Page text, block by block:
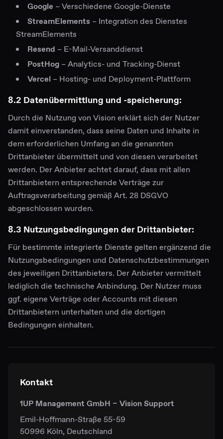
Google – Verschiedene Google-Dienste
StreamElements – Integration des Dienstes
StreamElements
Resend – E-Mail-Versanddienst
PostHog – Analytics- und Tracking-Dienst
Vercel – Hosting- und Deployment-Plattform
8.2 Datenübermittlung und -speicherung:
Durch die Nutzung von Vision erklärt sich der Nutzer
damit einverstanden, dass seine Daten und Inhalte in
dem erforderlichen Umfang an die genannten
Drittanbieter übermittelt und von diesen verarbeitet
werden. Der Anbieter achtet darauf, dass mit allen
Drittanbietern entsprechende Verträge zur
Auftragsverarbeitung gemäß Art. 28 DSGVO
abgeschlossen wurden.
8.3 Nutzungsbedingungen der Drittanbieter:
Für bestimmte integrierte Dienste gelten ergänzend die
Nutzungsbedingungen und Datenschutzbestimmungen
des jeweiligen Drittanbieters. Der Anbieter vermittelt
lediglich die technische Anbindung. Der Nutzer muss
ggf. eigene Verträge oder Accounts mit diesen
Drittanbietern unterhalten und die dortigen
Bedingungen einhalten.
Kontakt
1UP Management GmbH – Vision Support
Emil-Hoffmann-Straße 55-59
50996 Köln, Deutschland